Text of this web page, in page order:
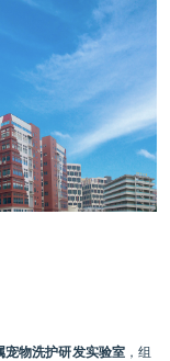
宠物洗护研发实验室，组